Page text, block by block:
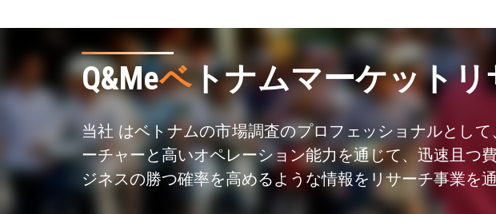
Q&Meベトナムマーケット
当社 はベトナムの市場調査のプロフェッショナルとし
ーチャーと高いオペレーション能力を通じて、迅速且つ
ジネスの勝つ確率を高めるような情報をリサーチ事業を